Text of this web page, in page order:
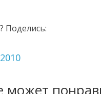
Поделись:
может